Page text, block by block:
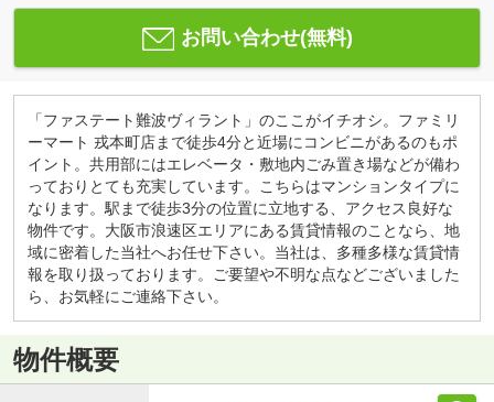
お問い合わせ(無料)
「ファステート難波ヴィラント」のここがイチオシ。ファミリ
ーマート 戎本町店まで徒歩4分と近場にコンビニがあるのもポ
イント。共用部にはエレベータ・敷地内ごみ置き場などが備わ
っておりとても充実しています。こちらはマンションタイプに
なります。駅まで徒歩3分の位置に立地する、アクセス良好な
物件です。大阪市浪速区エリアにある賃貸情報のことなら、地
域に密着した当社へお任せ下さい。当社は、多種多様な賃貸情
報を取り扱っております。ご要望や不明な点などございました
ら、お気軽にご連絡下さい。
物件概要